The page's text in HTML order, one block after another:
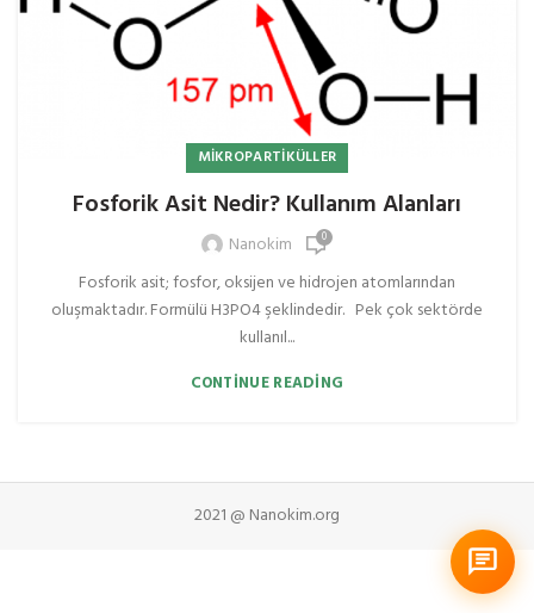
MIKROPARTIKÜLLER
Fosforik Asit Nedir? Kullanım Alanları
Nanokim 0
Fosforik asit; fosfor, oksijen ve hidrojen atomlarından
oluşmaktadır. Formülü H3PO4 şeklindedir. Pek çok sektörde
kullanıl...
CONTINUE READING
2021 @ Nanokim.org